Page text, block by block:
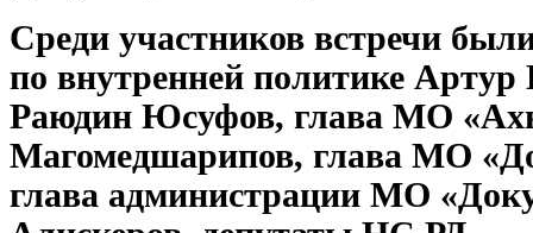
Среди участников встречи
по внутренней политике
Раюдин Юсуфов, глава МО
Магомедшарипов, глава МО
глава администрации МО